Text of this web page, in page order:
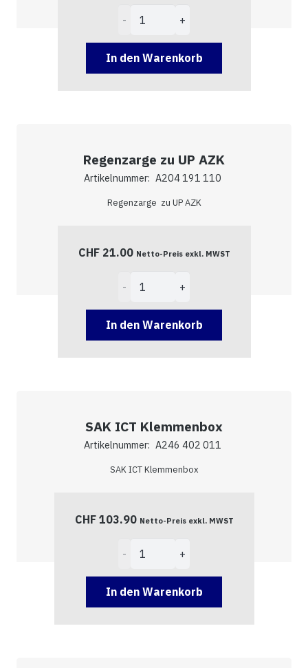
Regendach
AP
AZK
In den Warenkorb
Regenzarge zu UP AZK
Artikelnummer: A204 191 110
Regenzarge zu UP AZK
CHF21.00 Netto-Preis exkl. MWST
Regenzarge
UP
AZK
In den Warenkorb
SAK ICT Klemmenbox
Artikelnummer: A246 402 011
SAK ICT Klemmenbox
CHF103.90 Netto-Preis exkl. MWST
Klemmenbox
Menge
In den Warenkorb